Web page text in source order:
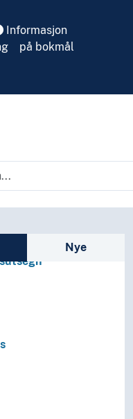
Informasjon
på bokmål
Nye